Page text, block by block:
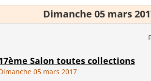
Dimanche 05 mars
Salon toutes collections
05 mars 2017